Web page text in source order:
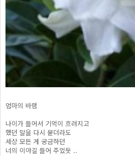
엄마의 바램
나이가 들어서 기억이 흐려지고
했던 말을 다시 묻더라도
세상 모든 게 궁금하던
너의 이야길 들어 주었듯 ..